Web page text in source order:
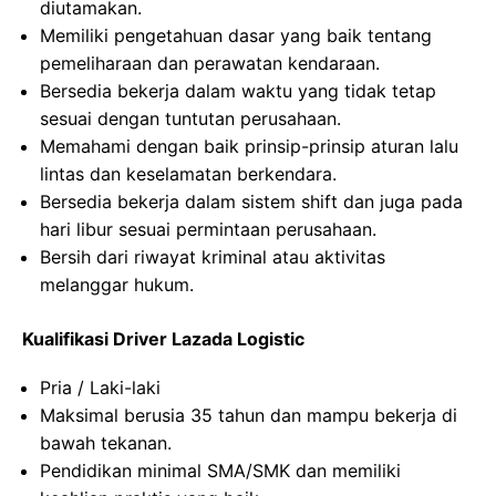
diutamakan.
Memiliki pengetahuan dasar yang baik tentang
pemeliharaan dan perawatan kendaraan.
Bersedia bekerja dalam waktu yang tidak tetap
sesuai dengan tuntutan perusahaan.
Memahami dengan baik prinsip-prinsip aturan lalu
lintas dan keselamatan berkendara.
Bersedia bekerja dalam sistem shift dan juga pada
hari libur sesuai permintaan perusahaan.
Bersih dari riwayat kriminal atau aktivitas
melanggar hukum.
Kualifikasi Driver Lazada Logistic
Pria / Laki-laki
Maksimal berusia 35 tahun dan mampu bekerja di
bawah tekanan.
Pendidikan minimal SMA/SMK dan memiliki